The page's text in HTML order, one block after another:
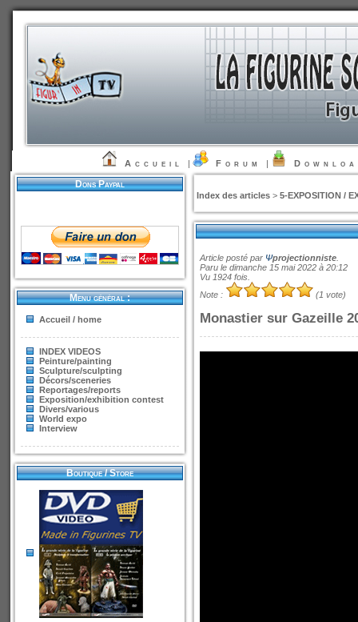
Accueil | Forum |
Dons Paypal
Menu général :
Accueil / home
INDEX VIDEOS
Peinture/painting
Sculpture/sculpting
Décors/sceneries
Reportages/reports
Exposition/exhibition contest
Divers/various
World expo
Interview
Boutique / Store
Index des articles> 5-EXPOSITION /
Article posté par Ψprojectionniste.
Paru le dimanche 15 mai 2022 à 20:12
Vu 1924 fois.
Note :
(1 vote)
Monastier sur Gazeille